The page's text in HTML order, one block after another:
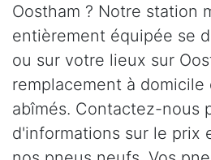
Oostham ? Notre station
entièrement équipée se
ou sur votre lieux sur
remplacement à domicile
abîmés. Contactez-nous
d'informations sur le prix